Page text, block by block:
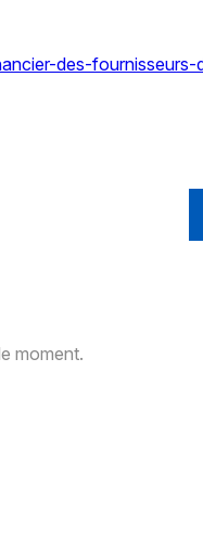
des-fournisseurs-
moment.